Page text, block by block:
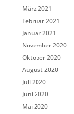
März 2021
Februar 2021
Januar 2021
November 2020
Oktober 2020
August 2020
Juli 2020
Juni 2020
Mai 2020